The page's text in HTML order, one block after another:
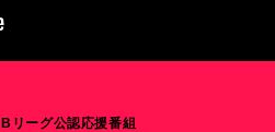
Bリーグ公認応援番組